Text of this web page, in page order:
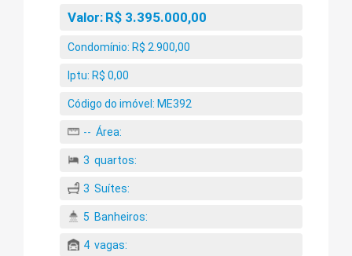
Valor: R$ 3.395.000,00
Condomínio: R$ 2.900,00
Iptu: R$ 0,00
Código do imóvel: ME392
-- Área:
3 quartos:
3 Suítes:
5 Banheiros:
4 vagas: